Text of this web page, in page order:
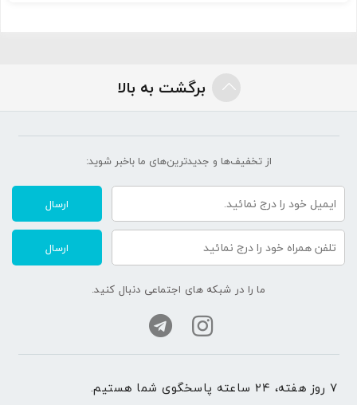
برگشت به بالا
از تخفیف‌ها و جدیدترین‌های ما‌ باخبر شوید:
ارسال
ارسال
ما را در شبکه های اجتماعی دنبال کنید.
۷ روز هفته، ۲۴ ساعته پاسخگوی شما هستیم.